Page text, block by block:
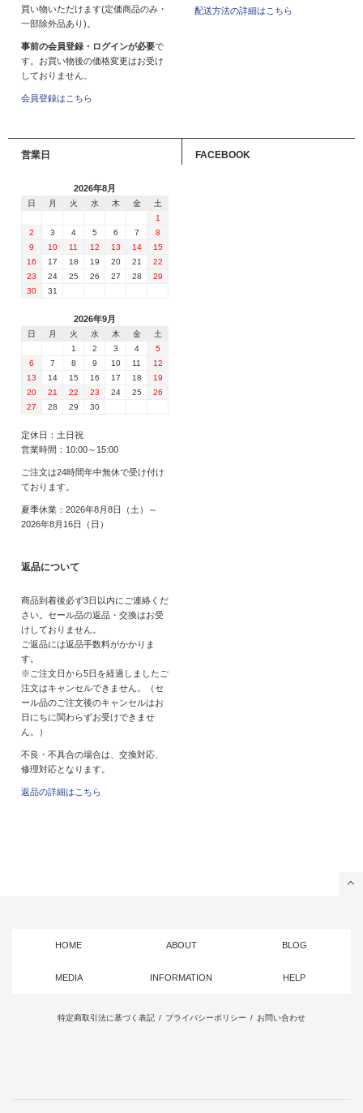
買い物いただけます(定価商品のみ・
一部除外品あり)。
事前の会員登録・ログインが必要で
す。お買い物後の価格変更はお受け
しておりません。
会員登録はこちら
配送方法の詳細はこちら
営業日
2026年8月
日 月 火 水 木 金
土
1
2
3 4 5 6 7
8
9
10 11 12 13 14
15
16
17 18 19 20 21
22
23
24 25 26 27 28
29
30
31
2026年9月
日 月 火 水 木 金
土
1
2 3 4
5
6
7 8 9 10 11
12
13
14 15 16 17 18
19
20
21 22 23 24 25
26
27
28 29 30
定休日：土日祝
営業時間：10:00～15:00
ご注文は24時間年中無休で受け付け
ております。
夏季休業：2026年8月8日（土）～
2026年8月16日（日）
返品について
商品到着後必ず3日以内にご連絡くだ
さい。セール品の返品・交換はお受
けしておりません。
ご返品には返品手数料がかかりま
す。
※ご注文日から5日を経過しましたご
注文はキャンセルできません。（セ
ール品のご注文後のキャンセルはお
日にちに関わらずお受けできませ
ん。）
不良・不具合の場合は、交換対応、
修理対応となります。
返品の詳細はこちら
FACEBOOK
HOME ABOUT BLOG
MEDIA INFORMATION HELP
特定商取引法に基づく表記 / プライバシーポリシー / お問い合わせ